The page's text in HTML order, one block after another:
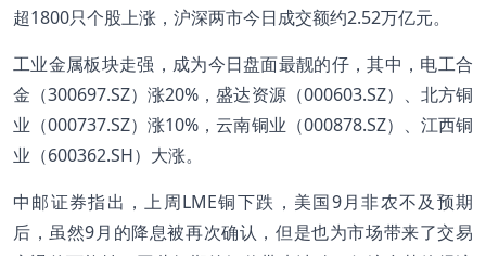
超1800只个股上涨，沪深两市今日成交额约2.52万亿元。
工业金属板块走强，成为今日盘面最靓的仔，其中，电工合
金（300697.SZ）涨20%，盛达资源（000603.SZ）、北方铜
业（000737.SZ）涨10%，云南铜业（000878.SZ）、江西铜
业（600362.SH）大涨。
中邮证券指出，上周LME铜下跌，美国9月非农不及预期
后，虽然9月的降息被再次确认，但是也为市场带来了交易